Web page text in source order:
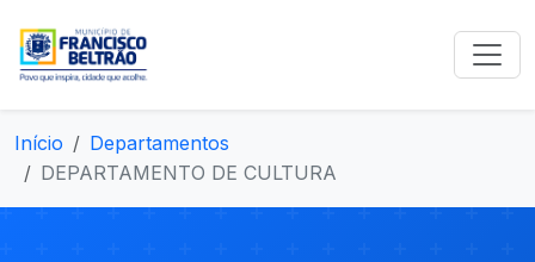
Início
Departamentos
DEPARTAMENTO DE CULTURA